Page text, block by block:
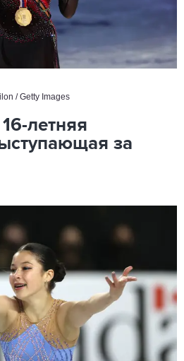
/ Getty Images
летняя
за